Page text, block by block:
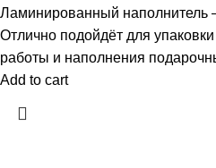
Ламинированный наполнитель
Отлично подойдёт для
работы и наполнения
Add to cart